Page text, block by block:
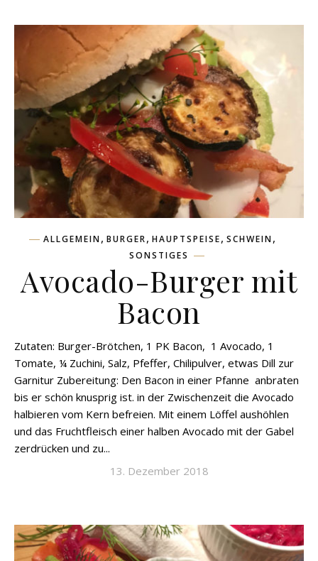
ALLGEMEIN, BURGER, HAUPTSPEISE, SCHWEIN,
SONSTIGES
Avocado-Burger mit
Bacon
Zutaten: Burger-Brötchen, 1 PK Bacon, 1 Avocado, 1
Tomate, ¼ Zuchini, Salz, Pfeffer, Chilipulver, etwas Dill zur
Garnitur Zubereitung: Den Bacon in einer Pfanne anbraten
bis er schön knusprig ist. in der Zwischenzeit die Avocado
halbieren vom Kern befreien. Mit einem Löffel aushöhlen
und das Fruchtfleisch einer halben Avocado mit der Gabel
zerdrücken und zu...
13. Dezember 2018